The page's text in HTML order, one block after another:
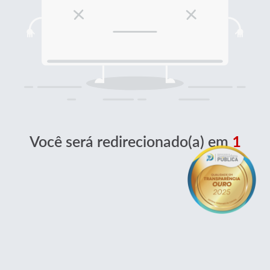
Você será redirecionado(a) em 1